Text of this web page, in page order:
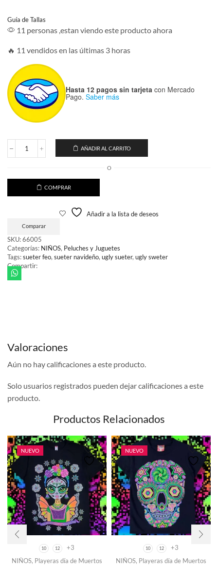
Guía de Tallas
11 personas ,estan viendo este producto ahora
🔥 11 vendidos en las últimas 3 horas
Hasta 12 pagos sin tarjeta con Mercado
Pago. Saber más
Cojin
cantidad
AÑADIR AL CARRITO
O
COMPRAR
Añadir a la lista de deseos
Comparar
SKU:66005
Categorías: NIÑOS, Peluches y Juguetes
Tags:sueter feo, sueter navideño, ugly sueter, ugly sweter
Compartir:
Valoraciones
Aún no hay calificaciones a este producto.
Solo usuarios registrados pueden dejar calificaciones a este
producto.
Productos Relacionados
NUEVO
10 12
+3
NIÑOS, Playeras día de Muertos
NUEVO
10 12
+3
NIÑOS, Playeras día de Muertos
Este
producto